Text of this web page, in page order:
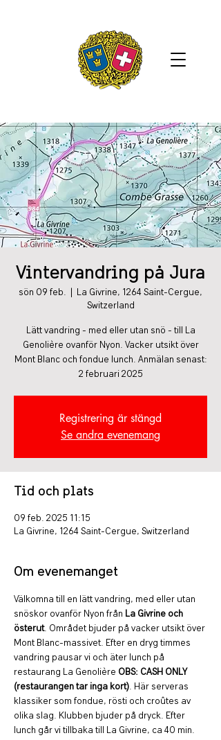
Vintervandring på Jura
sön 09 feb.
La Givrine, 1264 Saint-Cergue,
Switzerland
Lätt vandring - med eller utan snö - till La
Genolière ovanför Nyon. Vacker utsikt över
Mont Blanc och fondue lunch. Anmälan senast:
2 februari 2025
Registrering är stängd
Se andra evenemang
Tid och plats
09 feb. 2025 11:15
La Givrine, 1264 Saint-Cergue, Switzerland
Om evenemanget
Välkomna till en lätt vandring, med eller utan
snöskor ovanför Nyon från La Givrine och
österut. Området bjuder på vacker utsikt över
Mont Blanc-massivet. Efter en dryg timmes
vandring pausar vi och äter lunch på
restaurang La Genolière OBS: CASH ONLY
(restaurangen tar inga kort). Här serveras
klassiker som fondue, rösti och croûtes av
olika slag. Klubben bjuder på dryck. Efter
lunch går vi tillbaka till La Givrine, ca 40 min.